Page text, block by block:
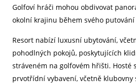
Golfoví hráči mohou obdivovat
okolní krajinu během svého
Resort nabízí luxusní ubytování,
pohodlných pokojů, poskytujících
stráveném na golfovém hřišti. Hosté
prvotřídní vybavení, včetně klubovny